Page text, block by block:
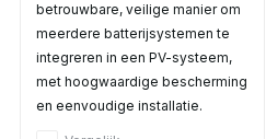
betrouwbare, veilige manier om
meerdere batterijsystemen te
integreren in een PV-systeem,
met hoogwaardige bescherming
en eenvoudige installatie.